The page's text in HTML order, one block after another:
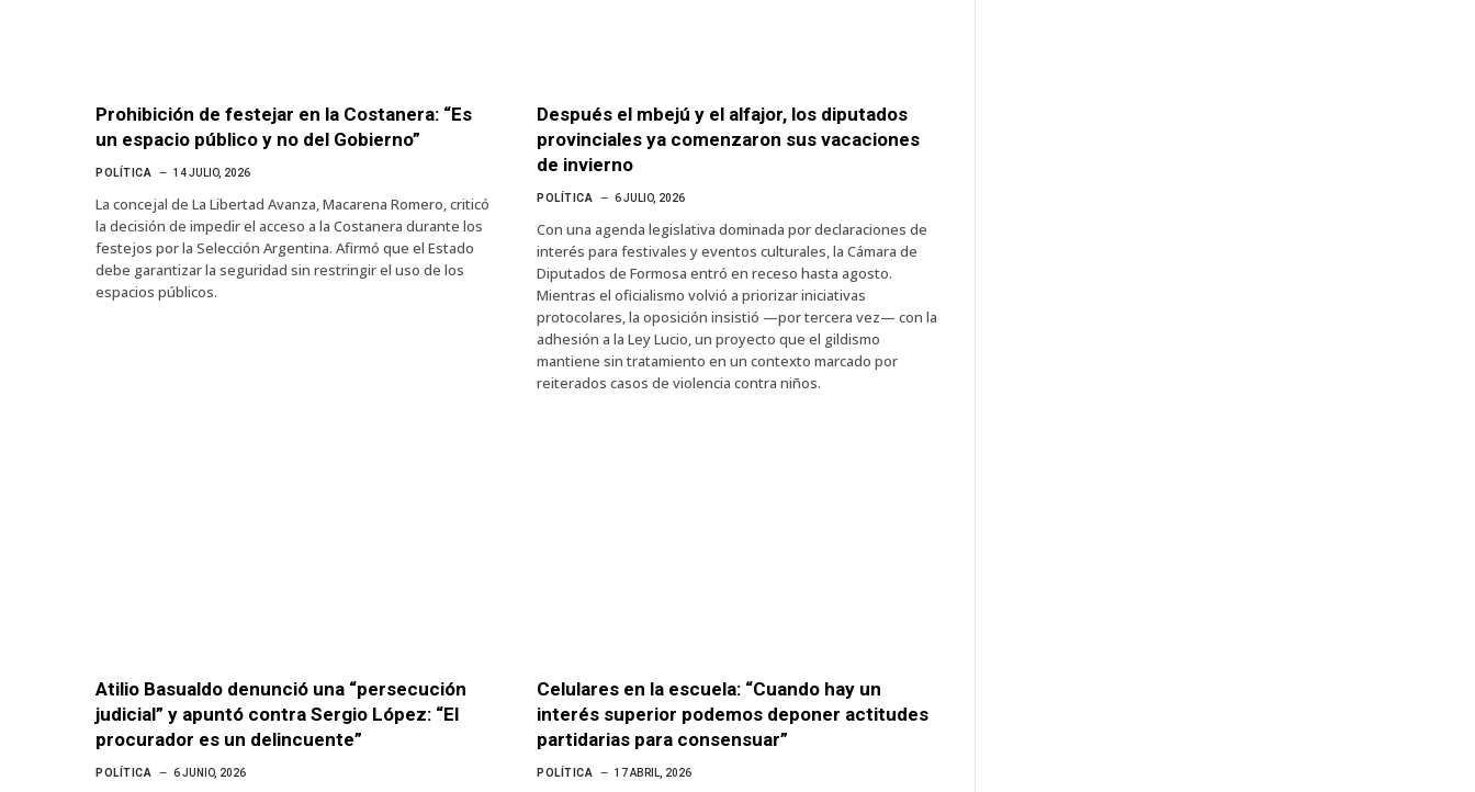
Prohibición de festejar en la Costanera: “Es
un espacio público y no del Gobierno”
POLÍTICA 14 JULIO, 2026
La concejal de La Libertad Avanza, Macarena Romero, criticó
la decisión de impedir el acceso a la Costanera durante los
festejos por la Selección Argentina. Afirmó que el Estado
debe garantizar la seguridad sin restringir el uso de los
espacios públicos.
Después el mbejú y el alfajor, los diputados
provinciales ya comenzaron sus vacaciones
de invierno
POLÍTICA 6 JULIO, 2026
Con una agenda legislativa dominada por declaraciones de
interés para festivales y eventos culturales, la Cámara de
Diputados de Formosa entró en receso hasta agosto.
Mientras el oficialismo volvió a priorizar iniciativas
protocolares, la oposición insistió —por tercera vez— con la
adhesión a la Ley Lucio, un proyecto que el gildismo
mantiene sin tratamiento en un contexto marcado por
reiterados casos de violencia contra niños.
Atilio Basualdo denunció una “persecución
judicial” y apuntó contra Sergio López: “El
procurador es un delincuente”
POLÍTICA 6 JUNIO, 2026
Celulares en la escuela: “Cuando hay un
interés superior podemos deponer actitudes
partidarias para consensuar”
POLÍTICA 17 ABRIL, 2026